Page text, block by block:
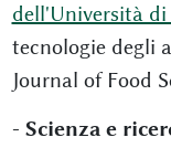
dell'Università di
tecnologie degli
Journal of Food
- Scienza e